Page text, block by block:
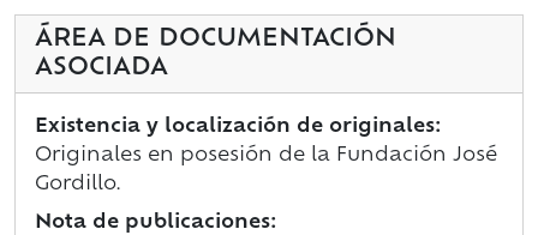
ÁREA DE DOCUMENTACIÓN
ASOCIADA
Existencia y localización de originales:
Originales en posesión de la Fundación José
Gordillo.
Nota de publicaciones: